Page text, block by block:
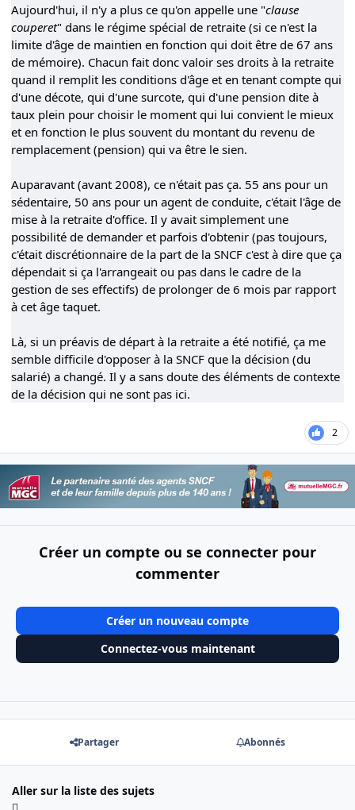
Aujourd'hui, il n'y a plus ce qu'on appelle une "clause
couperet" dans le régime spécial de retraite (si ce n'est la
limite d'âge de maintien en fonction qui doit être de 67 ans
de mémoire). Chacun fait donc valoir ses droits à la retraite
quand il remplit les conditions d'âge et en tenant compte qui
d'une décote, qui d'une surcote, qui d'une pension dite à
taux plein pour choisir le moment qui lui convient le mieux
et en fonction le plus souvent du montant du revenu de
remplacement (pension) qui va être le sien.
Auparavant (avant 2008), ce n'était pas ça. 55 ans pour un
sédentaire, 50 ans pour un agent de conduite, c'était l'âge de
mise à la retraite d'office. Il y avait simplement une
possibilité de demander et parfois d'obtenir (pas toujours,
c'était discrétionnaire de la part de la SNCF c'est à dire que ça
dépendait si ça l'arrangeait ou pas dans le cadre de la
gestion de ses effectifs) de prolonger de 6 mois par rapport
à cet âge taquet.
Là, si un préavis de départ à la retraite a été notifié, ça me
semble difficile d'opposer à la SNCF que la décision (du
salarié) a changé. Il y a sans doute des éléments de contexte
de la décision qui ne sont pas ici.
2
Créer un compte ou se connecter pour
commenter
Créer un nouveau compte
Connectez-vous maintenant
Partager Abonnés
Aller sur la liste des sujets